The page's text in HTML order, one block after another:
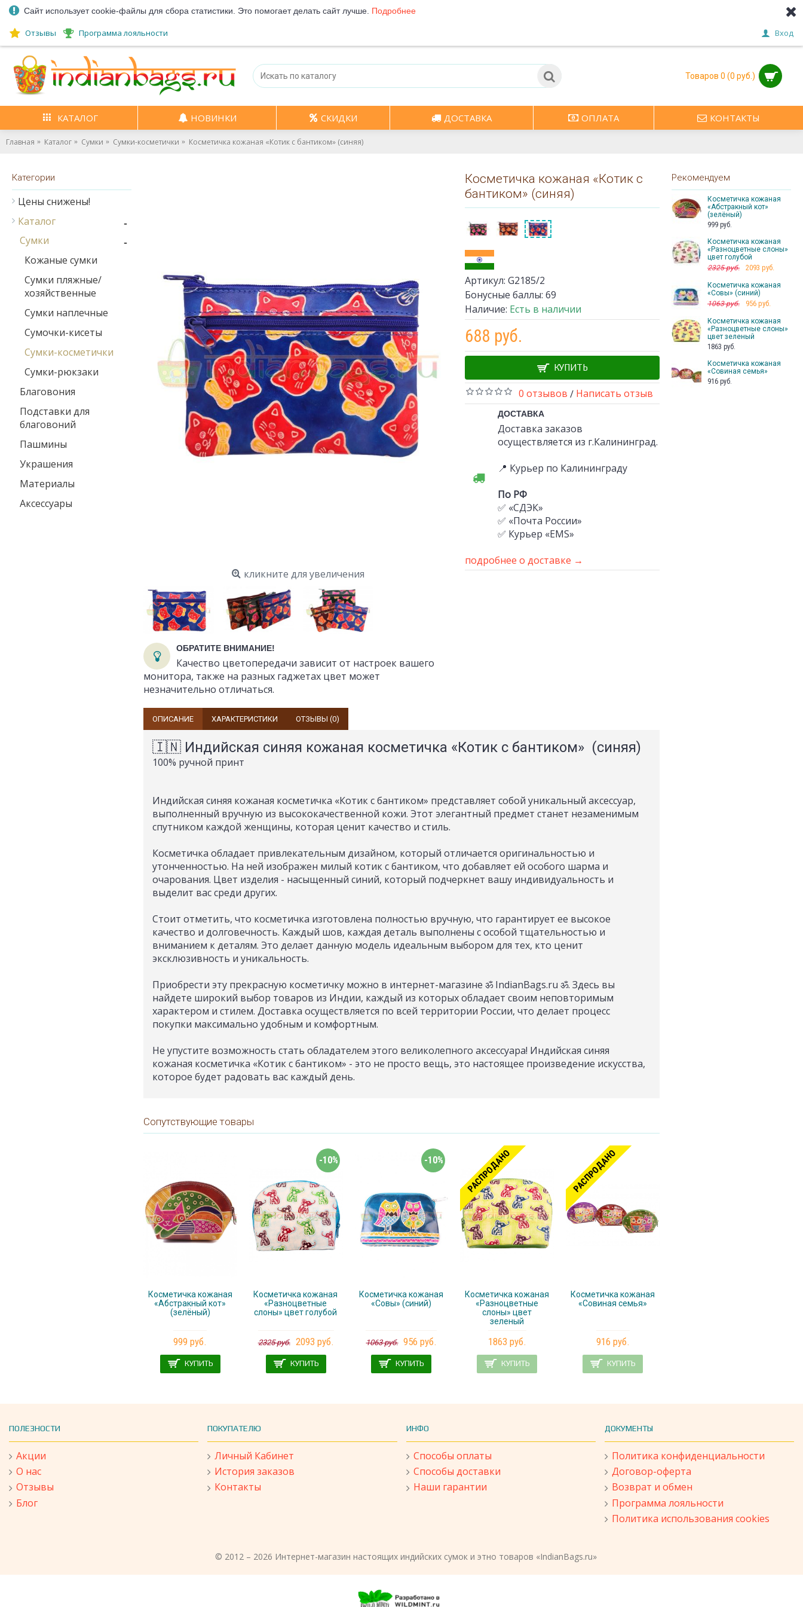
Сайт использует cookie-файлы для сбора статистики. Это помогает делать сайт лучше. Подробнее
Отзывы Программа лояльности Вход
Товаров 0 (0 руб.)
КАТАЛОГ НОВИНКИ СКИДКИ ДОСТАВКА ОПЛАТА КОНТАКТЫ
Главная Каталог Сумки Сумки-косметички Косметичка кожаная «Котик с бантиком» (синяя)
Категории
Цены снижены!
Каталог
-
Сумки -
Кожаные сумки
Сумки пляжные/
хозяйственные
Сумки наплечные
Сумочки-кисеты
Сумки-косметички
Сумки-рюкзаки
Благовония
Подставки для
благовоний
Пашмины
Украшения
Материалы
Аксессуары
Рекомендуем
Косметичка кожаная
«Абстракный кот»
(зелёный)
999 руб.
Косметичка кожаная
«Разноцветные слоны»
цвет голубой
2325 руб.
2093 руб.
Косметичка кожаная
«Совы» (синий)
1063 руб.
956 руб.
Косметичка кожаная
«Разноцветные слоны»
цвет зеленый
1863 руб.
Косметичка кожаная
«Совиная семья»
916 руб.
кликните для увеличения
ОБРАТИТЕ ВНИМАНИЕ!
Качество цветопередачи зависит от настроек вашего
монитора, также на разных гаджетах цвет может
незначительно отличаться.
Косметичка кожаная «Котик с
бантиком» (синяя)
Артикул:G2185/2
Бонусные баллы:69
Наличие: Есть в наличии
688 руб.
КУПИТЬ
0 отзывов / Написать отзыв
ДОСТАВКА
Доставка заказов
осуществляется из г.Калининград.
📍 Курьер по Калининграду
По РФ
✅ «СДЭК»
✅ «Почта России»
✅ Курьер «EMS»
подробнее о доставке →
ОПИСАНИЕ ХАРАКТЕРИСТИКИ ОТЗЫВЫ (0)
🇮🇳 Индийская синяя кожаная косметичка «Котик с бантиком» (синяя)
100% ручной принт
Индийская синяя кожаная косметичка «Котик с бантиком» представляет собой уникальный аксессуар,
выполненный вручную из высококачественной кожи. Этот элегантный предмет станет незаменимым
спутником каждой женщины, которая ценит качество и стиль.
Косметичка обладает привлекательным дизайном, который отличается оригинальностью и
утонченностью. На ней изображен милый котик с бантиком, что добавляет ей особого шарма и
очарования. Цвет изделия - насыщенный синий, который подчеркнет вашу индивидуальность и
выделит вас среди других.
Стоит отметить, что косметичка изготовлена полностью вручную, что гарантирует ее высокое
качество и долговечность. Каждый шов, каждая деталь выполнены с особой тщательностью и
вниманием к деталям. Это делает данную модель идеальным выбором для тех, кто ценит
эксклюзивность и уникальность.
Приобрести эту прекрасную косметичку можно в интернет-магазине ॐ IndianBags.ru ॐ. Здесь вы
найдете широкий выбор товаров из Индии, каждый из которых обладает своим неповторимым
характером и стилем. Доставка осуществляется по всей территории России, что делает процесс
покупки максимально удобным и комфортным.
Не упустите возможность стать обладателем этого великолепного аксессуара! Индийская синяя
кожаная косметичка «Котик с бантиком» - это не просто вещь, это настоящее произведение искусства,
которое будет радовать вас каждый день.
Сопутствующие товары
Косметичка кожаная
«Абстракный кот»
(зелёный)
999 руб.
КУПИТЬ
-10%
Косметичка кожаная
«Разноцветные
слоны» цвет голубой
2325 руб. 2093 руб.
КУПИТЬ
-10%
Косметичка кожаная
«Совы» (синий)
1063 руб. 956 руб.
КУПИТЬ
РАСПРОДАНО
Косметичка кожаная
«Разноцветные
слоны» цвет
зеленый
1863 руб.
КУПИТЬ
РАСПРОДАНО
Косметичка кожаная
«Совиная семья»
916 руб.
КУПИТЬ
ПОЛЕЗНОСТИ
Акции
О нас
Отзывы
Блог
ПОКУПАТЕЛЮ
Личный Кабинет
История заказов
Контакты
ИНФО
Способы оплаты
Способы доставки
Наши гарантии
ДОКУМЕНТЫ
Политика конфиденциальности
Договор-оферта
Возврат и обмен
Программа лояльности
Политика использования cookies
© 2012 – 2026 Интернет-магазин настоящих индийских сумок и этно товаров «IndianBags.ru»